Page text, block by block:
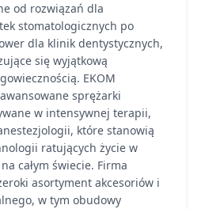
od rozwiązań dla
stomatologicznych po
dla klinik dentystycznych,
się wyjątkową
EKOM
sprężarki
w intensywnej terapii,
które stanowią
ratujących życie w
całym świecie. Firma
asortyment akcesoriów i
w tym obudowy